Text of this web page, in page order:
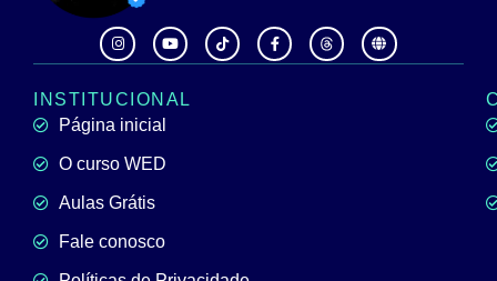
INSTITUCIONAL
Página inicial
O curso WED
Aulas Grátis
Fale conosco